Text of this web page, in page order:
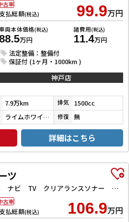
支払総額(税込) 99.9万円
両本体価格(税込)
万円
諸費用(税込)
11.4万円
法定整備：整備付
保証付 (1ヶ月・1000km )
古車
神戸店
7.9万km 排気 1500cc
ライムホワイトパールクリスタルシャイン 修復 無
詳細はこちら
ツ
15S プロアクティブ ETC ナビ TV クリアランスソナー オートクルーズコントロール レーンアシスト 衝突被害軽減システム アルミホイール オートライト LEDヘッドランプ スマートキー
支払総額(税込) 106.9万円
古車